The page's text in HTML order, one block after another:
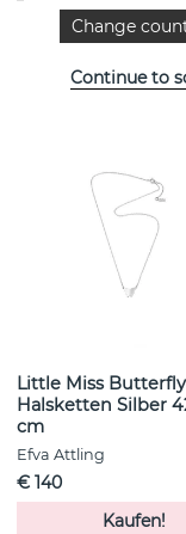
Little Miss Butterfly
Halsketten Silber
cm
Efva Attling
€ 140
Kaufen!
Change
Continue to